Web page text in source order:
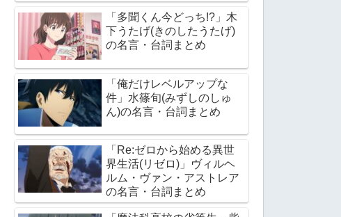
「多聞くん今どっち!?」木
下うたげ(きのしたうたげ)
の名言・台詞まとめ
「俺だけレベルアップな
件」水篠旬(みずしのしゅ
ん)の名言・台詞まとめ
「Re:ゼロから始める異世
界生活(リゼロ)」ヴィルヘ
ルム・ヴァン・アストレア
の名言・台詞まとめ